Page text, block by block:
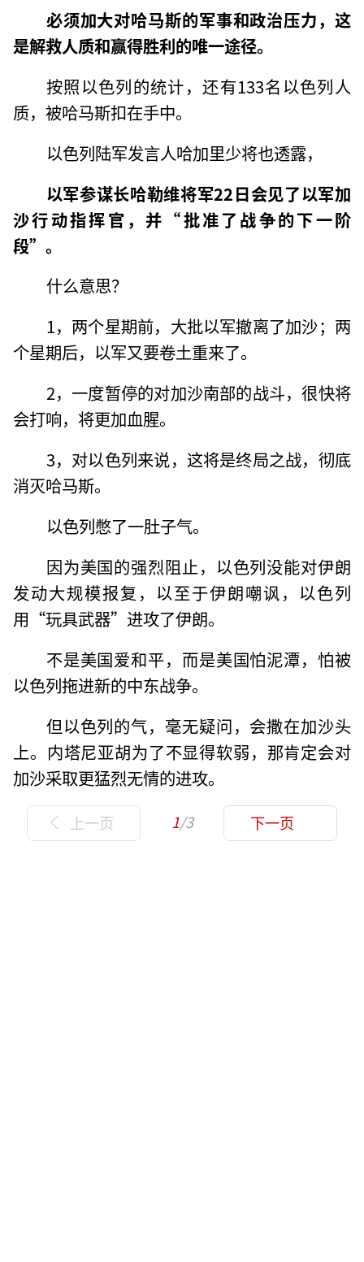
必须加大对哈马斯的军事和政治压力，这
是解救人质和赢得胜利的唯一途径。
按照以色列的统计，还有133名以色列人
质，被哈马斯扣在手中。
以色列陆军发言人哈加里少将也透露，
以军参谋长哈勒维将军22日会见了以军加
沙行动指挥官，并“批准了战争的下一阶
段”。
什么意思？
1，两个星期前，大批以军撤离了加沙；两
个星期后，以军又要卷土重来了。
2，一度暂停的对加沙南部的战斗，很快将
会打响，将更加血腥。
3，对以色列来说，这将是终局之战，彻底
消灭哈马斯。
以色列憋了一肚子气。
因为美国的强烈阻止，以色列没能对伊朗
发动大规模报复，以至于伊朗嘲讽，以色列
用“玩具武器”进攻了伊朗。
不是美国爱和平，而是美国怕泥潭，怕被
以色列拖进新的中东战争。
但以色列的气，毫无疑问，会撒在加沙头
上。内塔尼亚胡为了不显得软弱，那肯定会对
加沙采取更猛烈无情的进攻。
上一页 1/3 下一页